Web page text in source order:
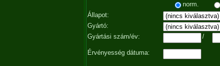
norm.
Állapot:
Gyártó:
Gyártási szám/év:
/
Érvényesség dátuma: